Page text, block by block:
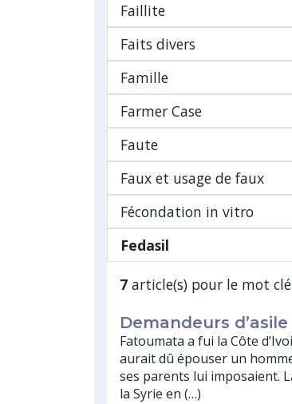
Faillite
Faits divers
Famille
Farmer Case
Faute
Faux et usage de faux
Fécondation in vitro
Fedasil
7 article(s) pour le mot clé
Demandeurs
Fatoumata a fui la Côte
aurait dû épouser un
ses parents lui imposaient.
la Syrie en (…)